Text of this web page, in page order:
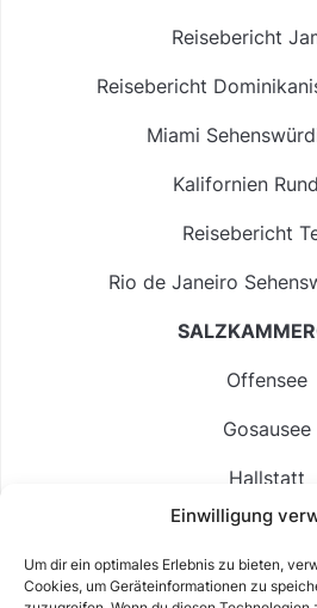
Einwilligung
Um dir ein optimales Erlebnis zu bieten,
Cookies, um Geräteinformationen zu
Reisebericht
Reisebericht
Miami
Kalifornien
Reisebericht
Rio de Janeiro
Offensee
Gosausee
Hallstatt
Altausseer